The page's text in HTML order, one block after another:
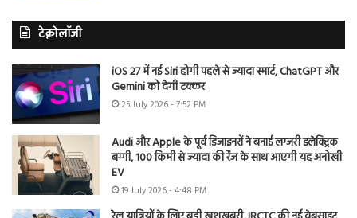
टेक्नोलॉजी
iOS 27 में नई Siri होगी पहले से ज्यादा स्मार्ट, ChatGPT और
Gemini को देगी टक्कर
25 July 2026 - 7:52 PM
Audi और Apple के पूर्व डिजाइनरों ने बनाई लग्जरी इलेक्ट्रिक
बग्गी, 100 किमी से ज्यादा की रेंज के साथ आएगी यह अनोखी
EV
19 July 2026 - 4:48 PM